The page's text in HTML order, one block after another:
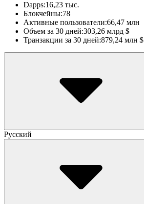
Dapps:16,23 тыс.
Блокчейны:78
Активные пользователи:66,47 млн
Объем за 30 дней:303,26 млрд $
Транзакции за 30 дней:879,24 млн $
Русский